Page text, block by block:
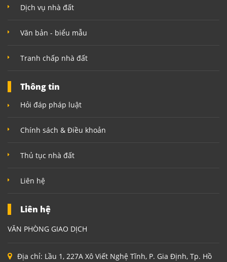
Dịch vụ nhà đất
Văn bản - biểu mẫu
Tranh chấp nhà đất
Thông tin
Hỏi đáp pháp luật
Chính sách & Điều khoản
Thủ tục nhà đất
Liên hệ
Liên hệ
VĂN PHÒNG GIAO DỊCH
Địa chỉ: Lầu 1, 227A Xô Viết Nghệ Tĩnh, P. Gia Định, Tp. Hồ